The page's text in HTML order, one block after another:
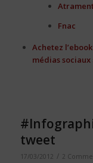
Fnac
Achetez
médias
tweet
17/03/2012 / 2